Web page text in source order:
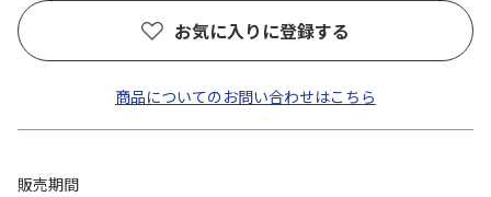
お気に入りに登録する
商品についてのお問い合わせはこちら
販売期間